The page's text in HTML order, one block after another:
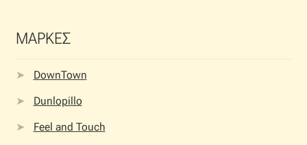
ΜΑΡΚΕΣ
DownTown
Dunlopillo
Feel and Touch